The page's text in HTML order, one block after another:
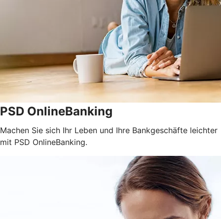
PSD OnlineBanking
Machen Sie sich Ihr Leben und Ihre Bankgeschäfte leichter
mit PSD OnlineBanking.